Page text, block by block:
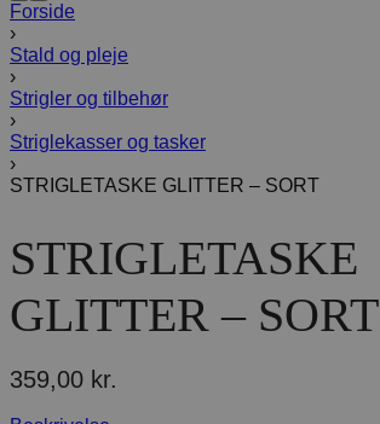
Forside
›
Stald og pleje
›
Strigler og tilbehør
›
Striglekasser og tasker
›
STRIGLETASKE GLITTER – SORT
STRIGLETASKE
GLITTER – SORT
359,00 kr.